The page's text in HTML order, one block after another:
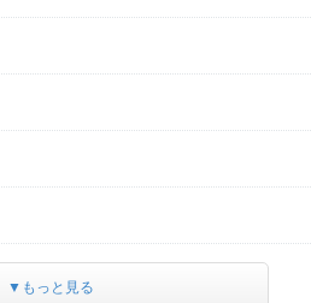
▼もっと見る